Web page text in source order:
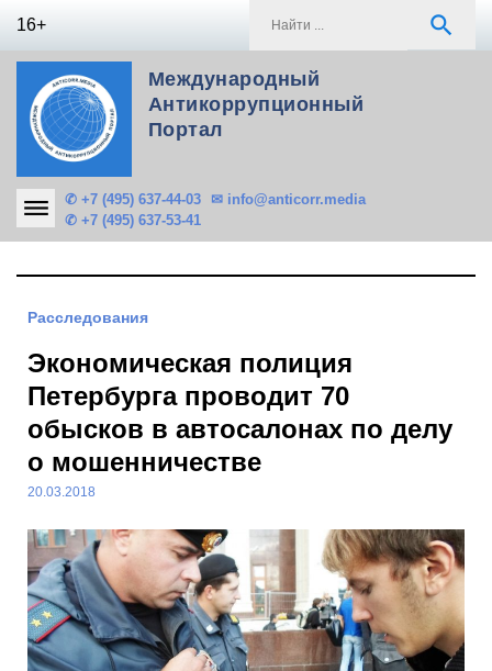
16+ search
Международный
Антикоррупционный
Портал
✆ +7 (495) 637-44-03
✆ +7 (495) 637-53-41
✉ info@anticorr.media
Расследования
Экономическая полиция
Петербурга проводит 70
обысков в автосалонах по делу
о мошенничестве
20.03.2018